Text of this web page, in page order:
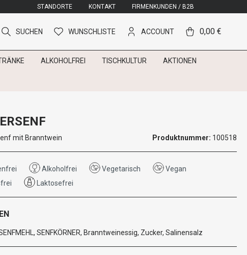
STANDORTE KONTAKT FIRMENKUNDEN / B2B
SUCHEN WUNSCHLISTE ACCOUNT 0,00 €
ALKOHOLFREI TISCHKULTUR AKTIONEN
mit Branntwein Produktnummer: 100518
Alkoholfrei Vegetarisch
Vegan
Laktosefrei
SENFKÖRNER, Branntweinessig, Zucker, Salinensalz